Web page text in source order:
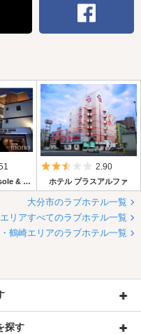
星のうち3.5
HOTEL Coco de sole & Coco de mono (ホテル ココデ ソーレ＆ココデ モーノ)
5つ星のうち
2.90
ホテル プラスアルファ
大分市のラブホテル一覧
リアすべてのラブホテル一覧
鶴崎エリアのラブホテル一覧
探す